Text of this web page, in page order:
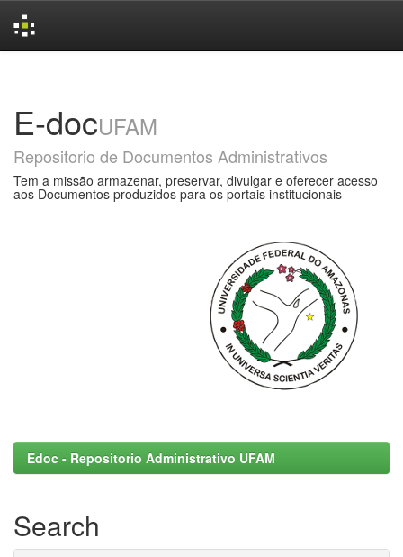
E-docUFAM
Repositorio de Documentos Administrativos
Tem a missão armazenar, preservar, divulgar e oferecer acesso
aos Documentos produzidos para os portais institucionais
Edoc - Repositorio Administrativo UFAM
Search